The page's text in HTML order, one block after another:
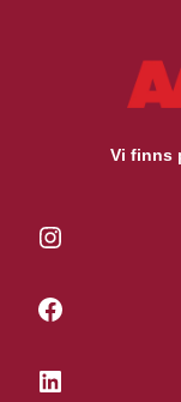
Vi finns
Instagram
Facebook
LinkedIn